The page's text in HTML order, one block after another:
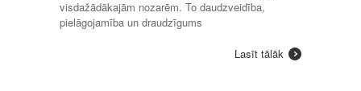
visdažādākajām nozarēm. To daudzveidība,
pielāgojamība un draudzīgums
Lasīt tālāk